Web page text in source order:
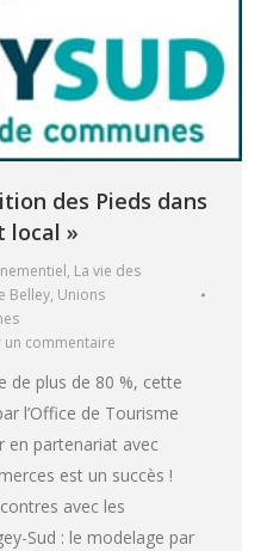
des Pieds dans
local »
, La vie des
Belley, Unions
un commentaire
de plus de 80 %, cette
l’Office de Tourisme
en partenariat avec
est un succès !
avec les
Sud : le modelage par